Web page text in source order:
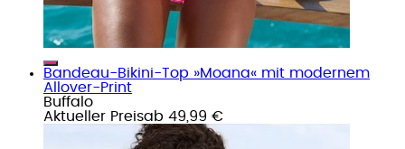
Bandeau-Bikini-Top »Moana« mit modernem
Allover-Print
Buffalo
Aktueller Preisab 49,99 €